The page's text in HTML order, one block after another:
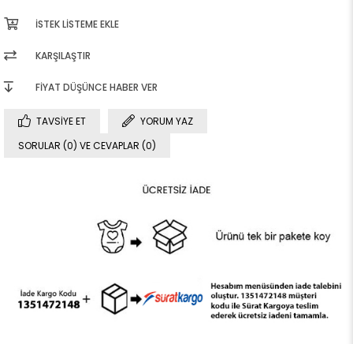
İSTEK LISTEME EKLE
KARŞILAŞTIR
FIYAT DÜŞÜNCE HABER VER
TAVSIYE ET
YORUM YAZ
SORULAR (0) VE CEVAPLAR (0)